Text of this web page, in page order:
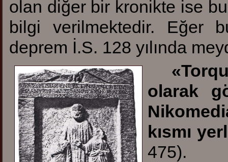
olan diğer bir kronikte ise
bilgi verilmektedir. Eğer
deprem İ.S. 128 yılında
«
olarak
kısmı
475).